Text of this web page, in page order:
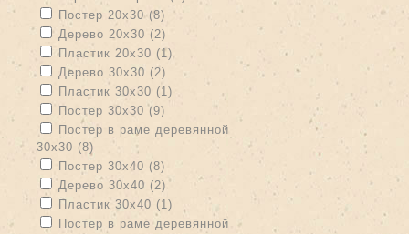
Apply Постер 20х30 filter
Постер 20х30 (8) Apply Постер 20х30 filter
Apply Дерево 20х30 filter
Дерево 20х30 (2) Apply Дерево 20х30 filter
Apply Пластик 20х30 filter
Пластик 20х30 (1) Apply Пластик 20х30 filter
Apply Дерево 30х30 filter
Дерево 30х30 (2) Apply Дерево 30х30 filter
Apply Пластик 30х30 filter
Пластик 30х30 (1) Apply Пластик 30х30 filter
Apply Постер 30х30 filter
Постер 30х30 (9) Apply Постер 30х30 filter
Apply Постер в раме деревянной 30х30 filter
Постер в раме деревянной
30х30 (8) Apply Постер в раме деревянной 30х30 filter
Apply Постер 30х40 filter
Постер 30х40 (8)
Apply Дерево 30х40 filter
Дерево 30х40 (2) Apply Дерево 30х40 filter
Apply Пластик 30х40 filter
Пластик 30х40 (1) Apply Пластик 30х40 filter
Apply Постер в раме деревянной 30х40 filter
Постер в раме деревянной